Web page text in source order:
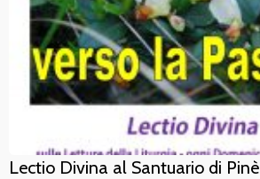
Lectio Divina al Santuario di Pinè